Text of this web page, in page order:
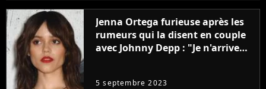
Jenna Ortega furieuse après les
rumeurs qui la disent en couple
avec Johnny Depp : "Je n'arrive
5 septembre 2023